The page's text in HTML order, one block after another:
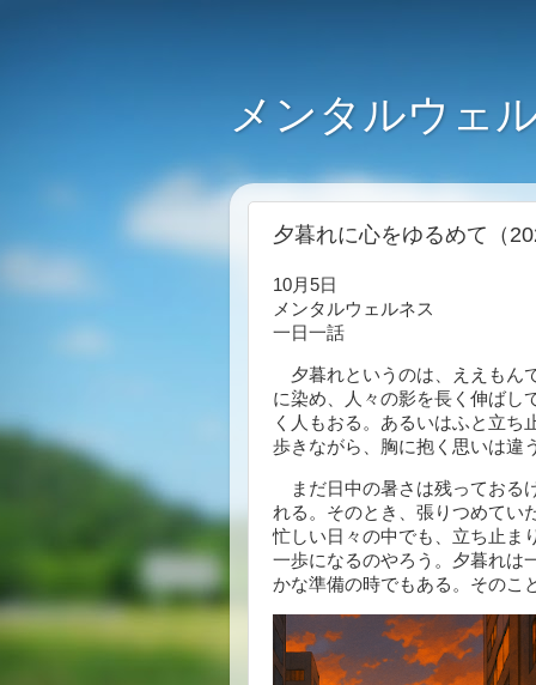
メンタルウェ
夕暮れに心をゆるめて（
10月5日
メンタルウェルネス
一日一話
夕暮れというのは、ええもん
に染め、人々の影を長く伸ばし
く人もおる。あるいはふと立ち
歩きながら、胸に抱く思いは違
まだ日中の暑さは残っておる
れる。そのとき、張りつめてい
忙しい日々の中でも、立ち止
一歩になるのやろう。夕暮れは
かな準備の時でもある。そのこ